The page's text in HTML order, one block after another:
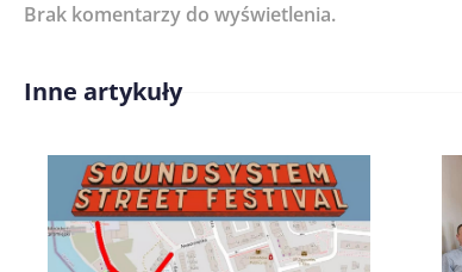
Imię/ Nick*
Brak komentarzy do wyświetlenia.
Inne artykuły